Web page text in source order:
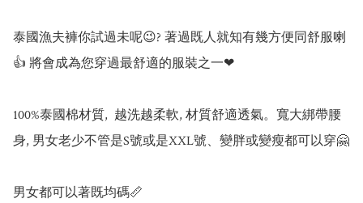
泰國漁夫褲你試過未呢😉? 著過既人就知有幾方便同舒服喇
👍 將會成為您穿過最舒適的服裝之一❤
100%泰國棉材質,  越洗越柔軟, 材質舒適透氣。寬大綁帶腰
身, 男女老少不管是S號或是XXL號、變胖或變瘦都可以穿🤗
男女都可以著既均碼📏